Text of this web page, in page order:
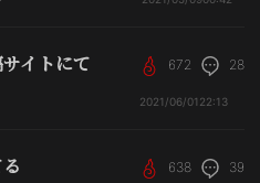
イトにて 672 28
2021/06/01 22:13
638 39